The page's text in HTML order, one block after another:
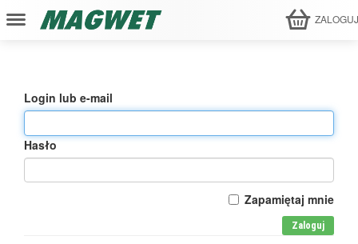
Login lub e-mail
Hasło
Zapamiętaj mnie
Zaloguj